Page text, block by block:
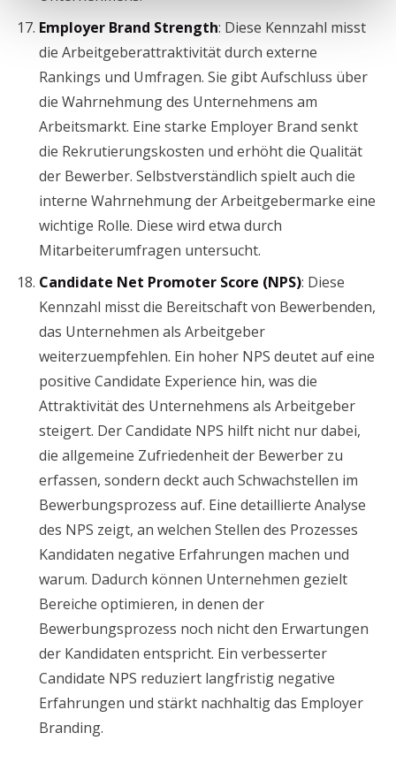
Employer Brand Strength: Diese Kennzahl misst
die Arbeitgeberattraktivität durch externe
Rankings und Umfragen. Sie gibt Aufschluss über
die Wahrnehmung des Unternehmens am
Arbeitsmarkt. Eine starke Employer Brand senkt
die Rekrutierungskosten und erhöht die Qualität
der Bewerber. Selbstverständlich spielt auch die
interne Wahrnehmung der Arbeitgebermarke eine
wichtige Rolle. Diese wird etwa durch
Mitarbeiterumfragen untersucht.
Candidate Net Promoter Score (NPS): Diese
Kennzahl misst die Bereitschaft von Bewerbenden,
das Unternehmen als Arbeitgeber
weiterzuempfehlen. Ein hoher NPS deutet auf eine
positive Candidate Experience hin, was die
Attraktivität des Unternehmens als Arbeitgeber
steigert. Der Candidate NPS hilft nicht nur dabei,
die allgemeine Zufriedenheit der Bewerber zu
erfassen, sondern deckt auch Schwachstellen im
Bewerbungsprozess auf. Eine detaillierte Analyse
des NPS zeigt, an welchen Stellen des Prozesses
Kandidaten negative Erfahrungen machen und
warum. Dadurch können Unternehmen gezielt
Bereiche optimieren, in denen der
Bewerbungsprozess noch nicht den Erwartungen
der Kandidaten entspricht. Ein verbesserter
Candidate NPS reduziert langfristig negative
Erfahrungen und stärkt nachhaltig das Employer
Branding.